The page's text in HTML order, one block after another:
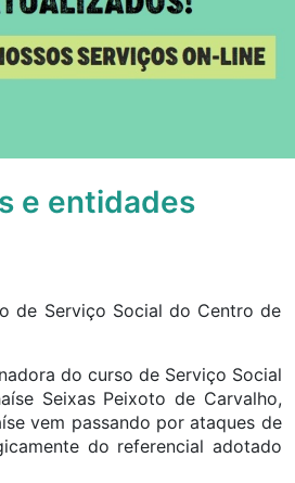
e entidades
de Serviço Social do Centro de
do curso de Serviço Social
Seixas Peixoto de Carvalho,
vem passando por ataques de
do referencial adotado